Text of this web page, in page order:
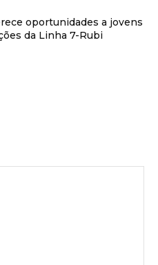
oportunidades a jovens
da Linha 7-Rubi